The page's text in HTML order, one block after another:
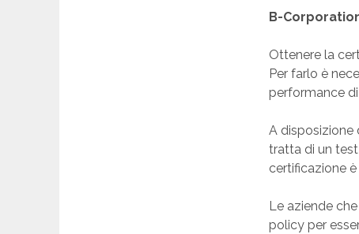
B-
Ottenere la
Per farlo è
performance
A disposizione
tratta di un
certificazione
Le aziende
policy per